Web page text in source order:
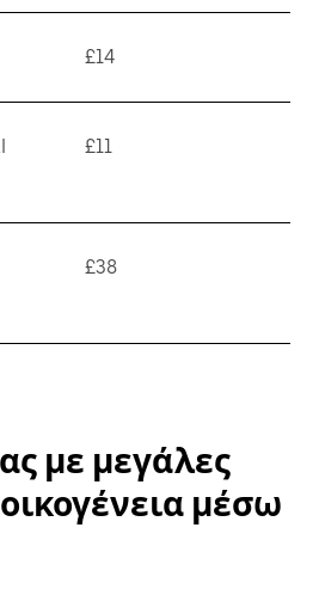
£14
£11
£38
με μεγάλες
μέσω